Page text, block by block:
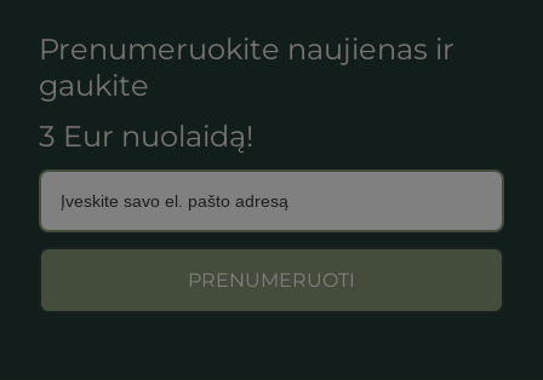
Prenumeruokite naujienas ir
gaukite
3 Eur nuolaidą!
PRENUMERUOTI